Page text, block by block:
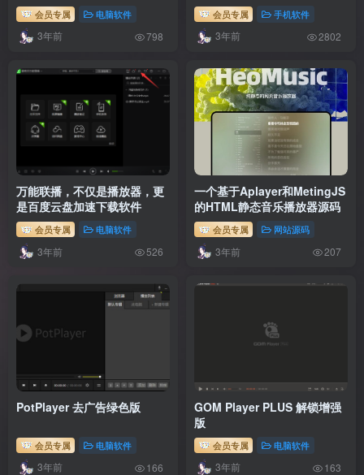
会员专属 电脑软件
3年前 798
会员专属 手机软件
3年前 2802
万能联播，不仅是播放器，更
是百度云盘加速下载软件
会员专属 电脑软件
3年前 526
一个基于Aplayer和MetingJS
的HTML静态音乐播放器源码
会员专属 网站源码
3年前 207
PotPlayer 去广告绿色版
会员专属 电脑软件
3年前 166
GOM Player PLUS 解锁增强
版
会员专属 电脑软件
3年前 163